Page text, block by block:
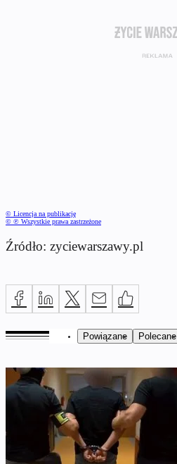
© Licencja na publikację
© ℗ Wszystkie prawa zastrzeżone
Źródło: zyciewarszawy.pl
Powiązane Polecane